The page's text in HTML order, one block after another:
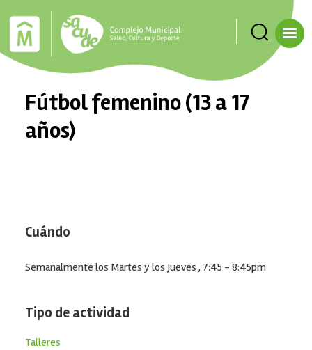
Pasar al contenido principal
Fútbol femenino (13 a 17
años)
Cuándo
Semanalmente los Martes y los Jueves , 7:45 - 8:45pm
Tipo de actividad
Talleres